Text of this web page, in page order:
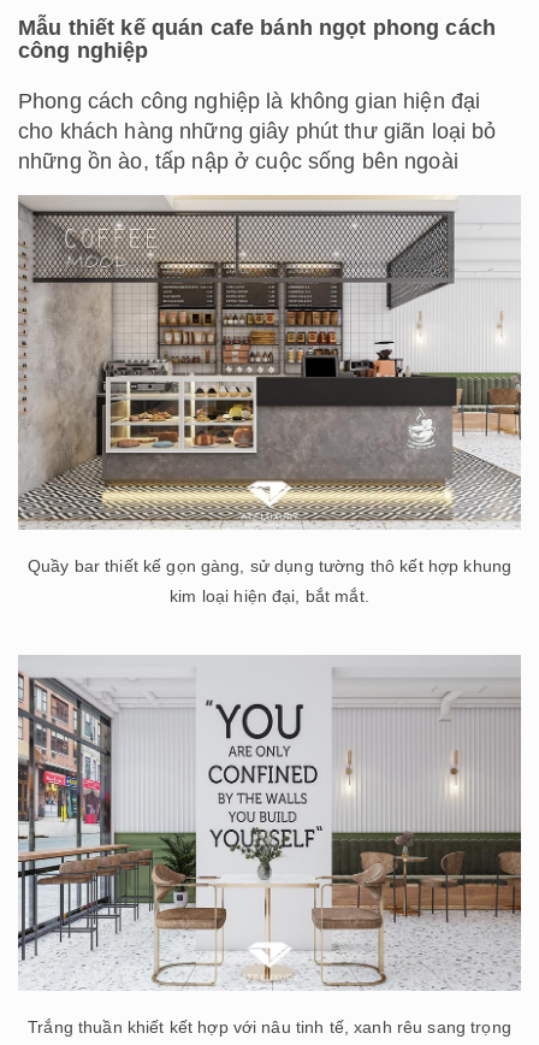
Mẫu thiết kế quán cafe bánh ngọt phong cách
công nghiệp
Phong cách công nghiệp là không gian hiện đại
cho khách hàng những giây phút thư giãn loại bỏ
những ồn ào, tấp nập ở cuộc sống bên ngoài
Quầy bar thiết kế gọn gàng, sử dụng tường thô kết hợp khung
kim loại hiện đại, bắt mắt.
Trắng thuần khiết kết hợp với nâu tinh tế, xanh rêu sang trọng